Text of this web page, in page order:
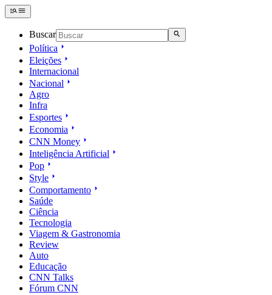
Buscar
Política
Eleições
Internacional
Nacional
Agro
Infra
Esportes
Economia
CNN Money
Inteligência Artificial
Pop
Style
Comportamento
Saúde
Ciência
Tecnologia
Viagem & Gastronomia
Review
Auto
Educação
CNN Talks
Fórum CNN